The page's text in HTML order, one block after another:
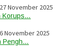
27 November 2025
Korups…
6 November 2025
Pengh…